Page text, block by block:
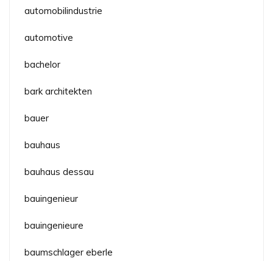
automobilindustrie
automotive
bachelor
bark architekten
bauer
bauhaus
bauhaus dessau
bauingenieur
bauingenieure
baumschlager eberle